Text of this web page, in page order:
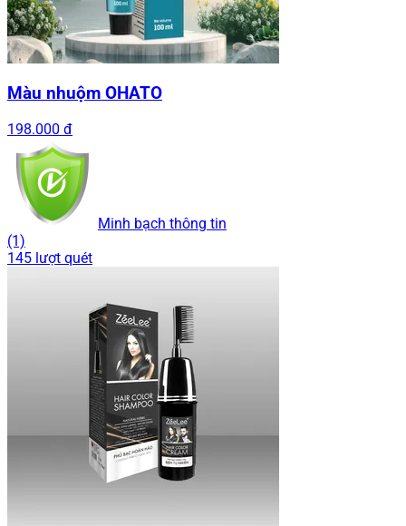
Màu nhuộm OHATO
198.000 đ
Minh bạch thông tin
(1)
145 lượt quét